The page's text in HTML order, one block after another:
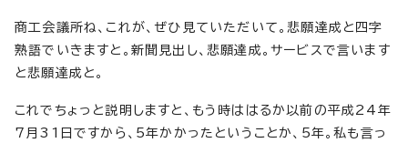
商工会議所ね、これが、ぜひ見ていただいて。悲願達成と四字
熟語でいきますと。新聞見出し、悲願達成。サービスで言います
と悲願達成と。
これでちょっと説明しますと、もう時ははるか以前の平成24年
7月31日ですから、5年かかったということか、5年。私も言っ